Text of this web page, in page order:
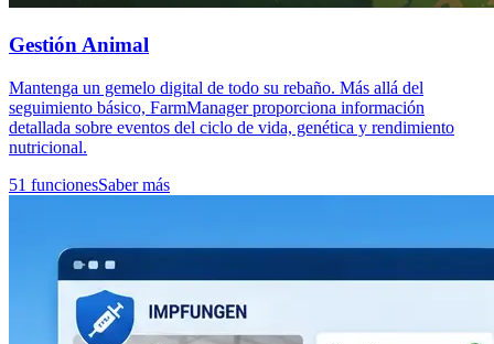
Gestión Animal
Mantenga un gemelo digital de todo su rebaño. Más allá del
seguimiento básico, FarmManager proporciona información
detallada sobre eventos del ciclo de vida, genética y rendimiento
nutricional.
51 funcionesSaber más